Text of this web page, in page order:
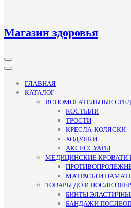
Магазин здоровья
Кнопка
Открыть
ГЛАВНАЯ
КАТАЛОГ
ВСПОМОГАТЕЛЬНЫЕ
КОСТЫЛИ
ТРОСТИ
КРЕСЛА-КОЛЯСКИ
ХОДУНКИ
АКСЕССУАРЫ
МЕДИЦИНСКИЕ КРОВАТИ
МАТРАСЫ И
ТОВАРЫ ДО И ПОСЛЕ
БИНТЫ
БАНДАЖИ